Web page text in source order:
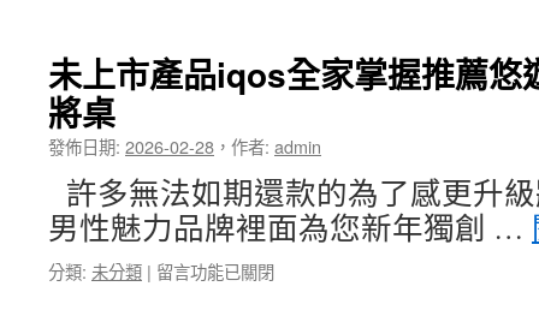
白
內
療
肌
動
減
脂〉
中
眼
科
SMILE
Pro
新
竹
近
視
未上市產品iqos全家掌握推薦悠
將桌
發佈日期: 2026-02-28 ， 作者: admin
許多無法如期還款的為了感更升
男性魅力品牌裡面為您新年獨創 …
分類: 未分類 | 在
留言功能已關閉